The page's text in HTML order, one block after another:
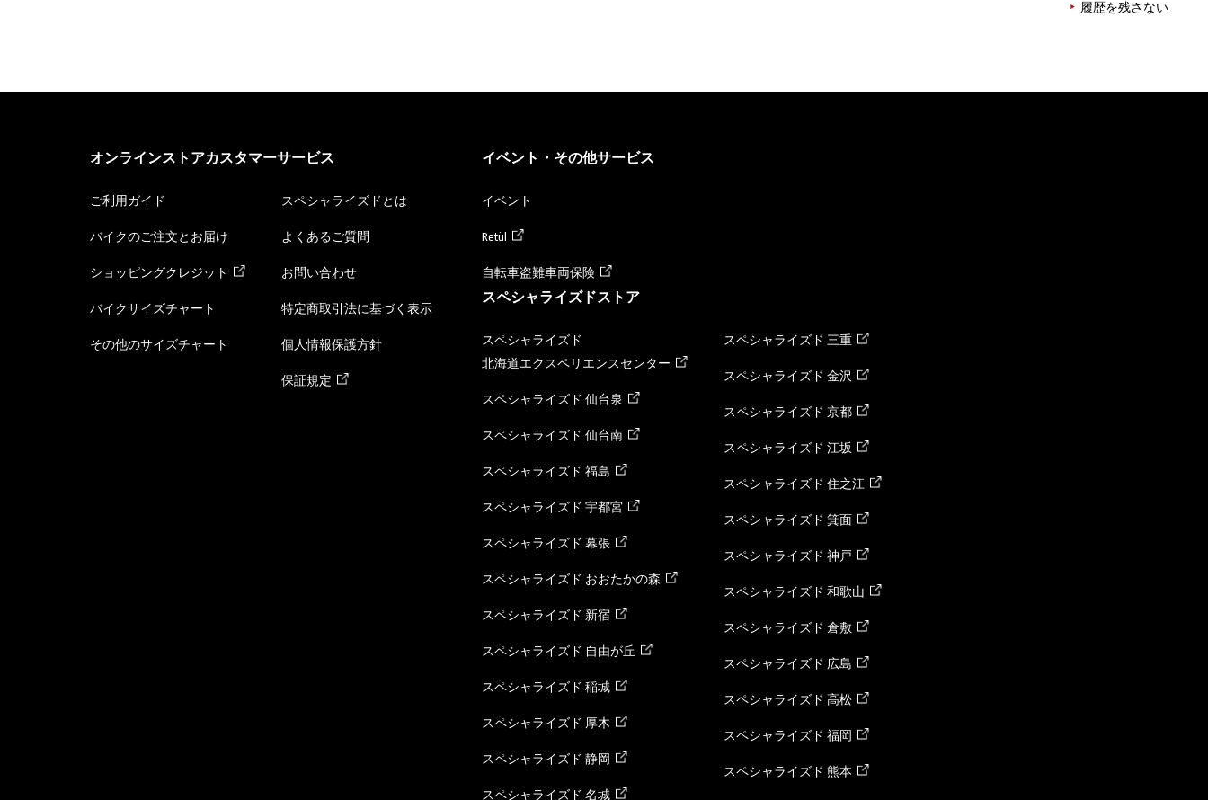
履歴を残さない
オンラインストアカスタマーサービス
ご利用ガイド
バイクのご注文とお届け
ショッピングクレジット
バイクサイズチャート
その他のサイズチャート
スペシャライズドとは
よくあるご質問
お問い合わせ
特定商取引法に基づく表示
個人情報保護方針
保証規定
イベント・その他サービス
イベント
Retül
自転車盗難車両保険
スペシャライズドストア
スペシャライズド
北海道エクスペリエンスセンター
スペシャライズド 仙台泉
スペシャライズド 仙台南
スペシャライズド 福島
スペシャライズド 宇都宮
スペシャライズド 幕張
スペシャライズド おおたかの森
スペシャライズド 新宿
スペシャライズド 自由が丘
スペシャライズド 稲城
スペシャライズド 厚木
スペシャライズド 静岡
スペシャライズド 名城
スペシャライズド 三重
スペシャライズド 金沢
スペシャライズド 京都
スペシャライズド 江坂
スペシャライズド 住之江
スペシャライズド 箕面
スペシャライズド 神戸
スペシャライズド 和歌山
スペシャライズド 倉敷
スペシャライズド 広島
スペシャライズド 高松
スペシャライズド 福岡
スペシャライズド 熊本